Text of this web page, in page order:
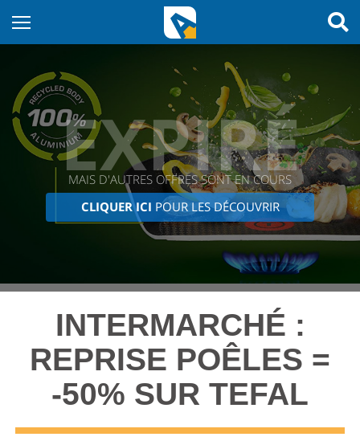
EXPIRÉ
MAIS D'AUTRES OFFRES SONT EN COURS
CLIQUER ICI POUR LES DÉCOUVRIR
INTERMARCHÉ :
REPRISE POÊLES =
-50% SUR TEFAL